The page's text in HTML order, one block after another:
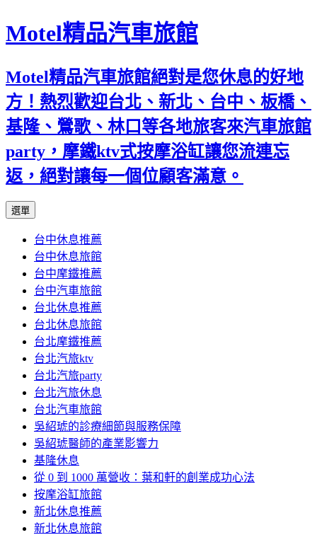
Motel精品汽車旅館
Motel精品汽車旅館絕對是您休息的好地
方！熱烈歡迎台北、新北、台中、板橋、
基隆、鶯歌、林口等各地旅客來汽車旅館
party，摩鐵ktv式按摩浴缸讓您流連忘
返，絕對讓每一個位顧客滿意。
選單
內
容
台中休息推薦
台中休息旅館
台中摩鐵推薦
台中汽車旅館
台北休息推薦
台北休息旅館
台北摩鐵推薦
台北汽旅ktv
台北汽旅party
台北汽旅休息
台北汽車旅館
吳紹琥的診療細節與服務保障
吳紹琥醫師的產業影響力
基隆休息
從 0 到 1000 萬營收：葉和軒的創業成功心法
按摩浴缸旅館
新北休息推薦
新北休息旅館